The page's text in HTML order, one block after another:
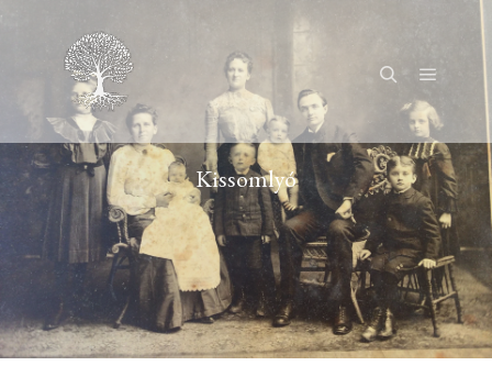
KeresésFőmenü
Kissomlyó